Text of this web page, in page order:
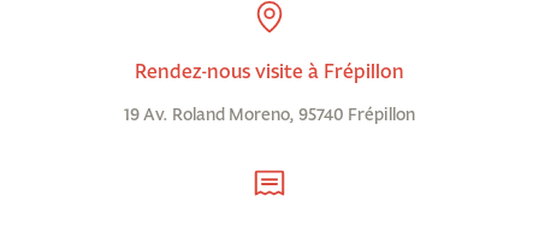
Rendez-nous visite à Frépillon
19 Av. Roland Moreno, 95740 Frépillon